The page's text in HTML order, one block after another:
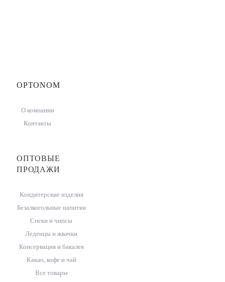
OPTONOM
О компании
Контакты
ОПТОВЫЕ
ПРОДАЖИ
Кондитерские изделия
Безалкогольные напитки
Снеки и чипсы
Леденцы и жвачки
Консервация и бакалея
Какао, кофе и чай
Все товары